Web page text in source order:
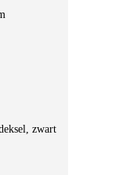
zwart